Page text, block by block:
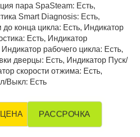
пара SpaSteam: Есть,
Smart Diagnosis: Есть,
конца цикла: Есть, Индикатор
Есть, Индикатор
рабочего цикла: Есть,
дверцы: Есть, Индикатор Пуск/
скорости отжима: Есть,
Выкл: Есть
РАССРОЧКА